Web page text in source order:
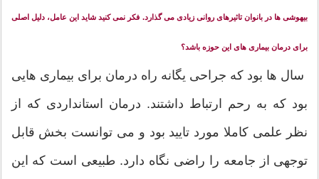
بیهوشی ها در بانوان تاثیرهای روانی زیادی می گذارد. فکر نمی کنید شاید این عامل، دلیل اصلی
برای درمان بیماری های این حوزه باشد؟
سال ها بود که جراحی یگانه راه درمان برای بیماری هایی
بود که به رحم ارتباط داشتند. درمان استانداردی که از
نظر علمی کاملا مورد تایید بود و می توانست بخش قابل
توجهی از جامعه را راضی نگاه دارد. طبیعی است که این